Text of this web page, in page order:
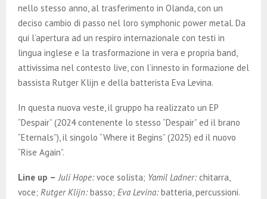
nello stesso anno, al trasferimento in Olanda, con un
deciso cambio di passo nel loro symphonic power metal. Da
qui l’apertura ad un respiro internazionale con testi in
lingua inglese e la trasformazione in vera e propria band,
attivissima nel contesto live, con l’innesto in formazione del
bassista Rutger Klijn e della batterista Eva Levina.
In questa nuova veste, il gruppo ha realizzato un EP
“Despair” (2024 contenente lo stesso “Despair” ed il brano
“Eternals”), il singolo “Where it Begins” (2025) ed il nuovo
“Rise Again”.
Line up – Juli Hope:voce solista; Yamil Ladner:chitarra,
voce; Rutger Klijn:basso; Eva Levina:batteria, percussioni.